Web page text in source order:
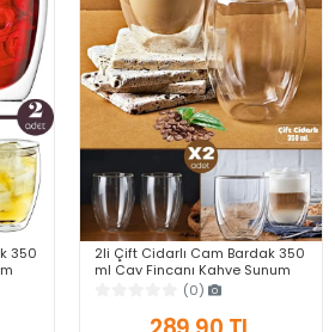
350
2li Çift Cidarlı Cam Bardak 350
ml Çay Fincanı Kahve Sunum
Bardağı Isıya Dayanıklı Kupa
(0)